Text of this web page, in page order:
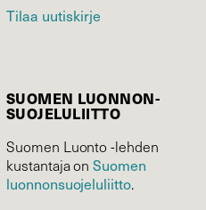
Tilaa uutiskirje
SUOMEN LUONNON­
SUOJELU­LIITTO
Suomen Luonto -lehden
kustantaja onSuomen
luonnonsuojelu­liitto.